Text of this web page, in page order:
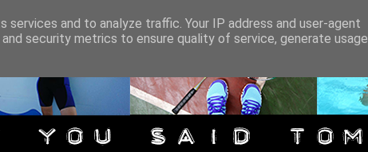
and to analyze traffic. Your IP address and user-agent
security metrics to ensure quality of service, generate usage